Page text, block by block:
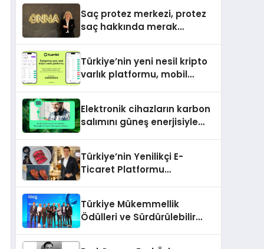
Saç protez merkezi, protez
saç hakkında merak
Türkiye’nin yeni nesil kripto
varlık platformu, mobil
Elektronik cihazların karbon
salımını güneş enerjisiyle
Türkiye’nin Yenilikçi E-
Ticaret Platformu
Tüketicilerle Buluşturuyor
Türkiye Mükemmellik
Ödülleri ve Sürdürülebilir